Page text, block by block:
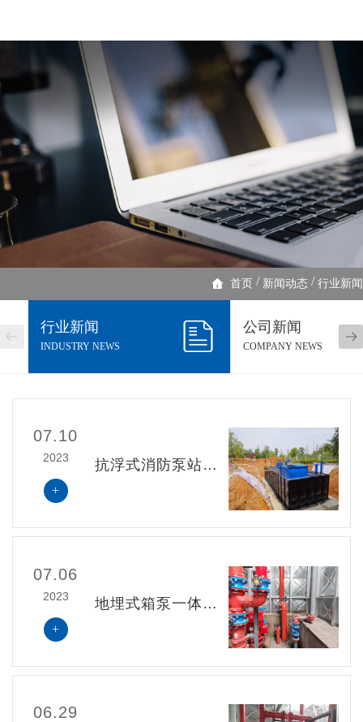
首页 / 新闻动态 / 行业新闻
行业新闻
INDUSTRY NEWS
公司新闻
COMPANY NEWS
07.10
2023
+
抗浮式消防泵站施工质量应符合现行国家标准
07.06
2023
+
地埋式箱泵一体化无浮泵站设计说明
06.29